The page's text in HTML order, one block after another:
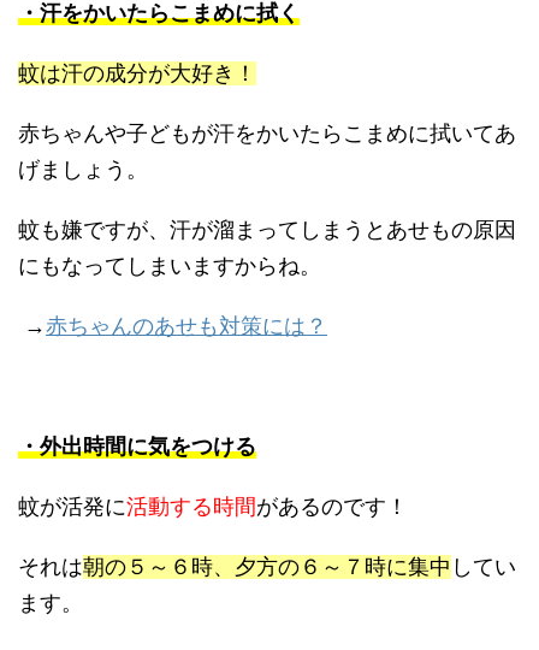
・汗をかいたらこまめに拭く
蚊は汗の成分が大好き！
赤ちゃんや子どもが汗をかいたらこまめに拭いてあ
げましょう。
蚊も嫌ですが、汗が溜まってしまうとあせもの原因
にもなってしまいますからね。
→赤ちゃんのあせも対策には？
・外出時間に気をつける
蚊が活発に活動する時間があるのです！
それは朝の５～６時、夕方の６～７時に集中 してい
ます。